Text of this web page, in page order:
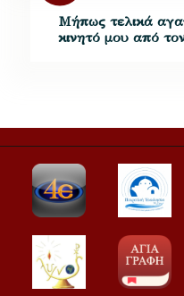
Μήπως τελικά
κινητό μου από